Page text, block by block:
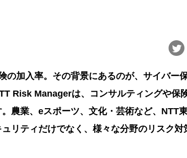
の加入率。その背景にあるのが、サイバー
Risk Managerは、コンサルティングや保
農業、eスポーツ、文化・芸術など、NTT
リティだけでなく、様々な分野のリスク